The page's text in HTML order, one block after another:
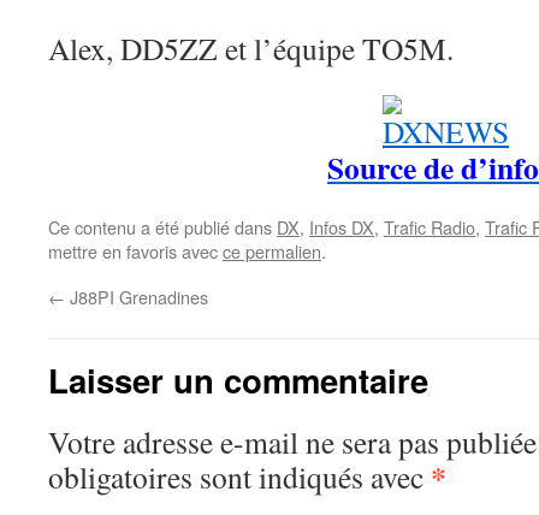
Alex, DD5ZZ et l’équipe TO5M.
Source de d’info
Ce contenu a été publié dans DX, Infos DX, Trafic Radio, Trafic
mettre en favoris avecce permalien.
← J88PI Grenadines
Laisser un commentaire
Votre adresse e-mail ne sera pas
obligatoires sont indiqués avec *